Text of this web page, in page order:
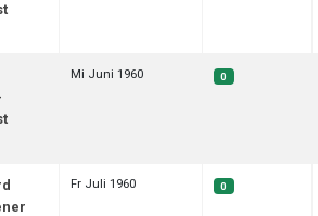
Mi Juni 1960 0
Fr Juli 1960 0